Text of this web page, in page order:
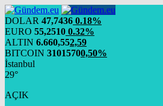
DOLAR 47,7436 0.18%
EURO 55,2510 0.32%
ALTIN 6.660,552,59
BITCOIN 31015700,50%
İstanbul
29°
AÇIK